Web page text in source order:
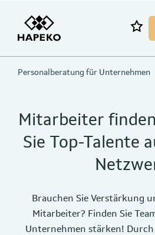
Personalberatung für Unternehmen
Mitarbeiter
Sie Top-Talente
Brauchen Sie Verstärkung
Mitarbeiter? Finden Sie
Unternehmen stärken! Durch